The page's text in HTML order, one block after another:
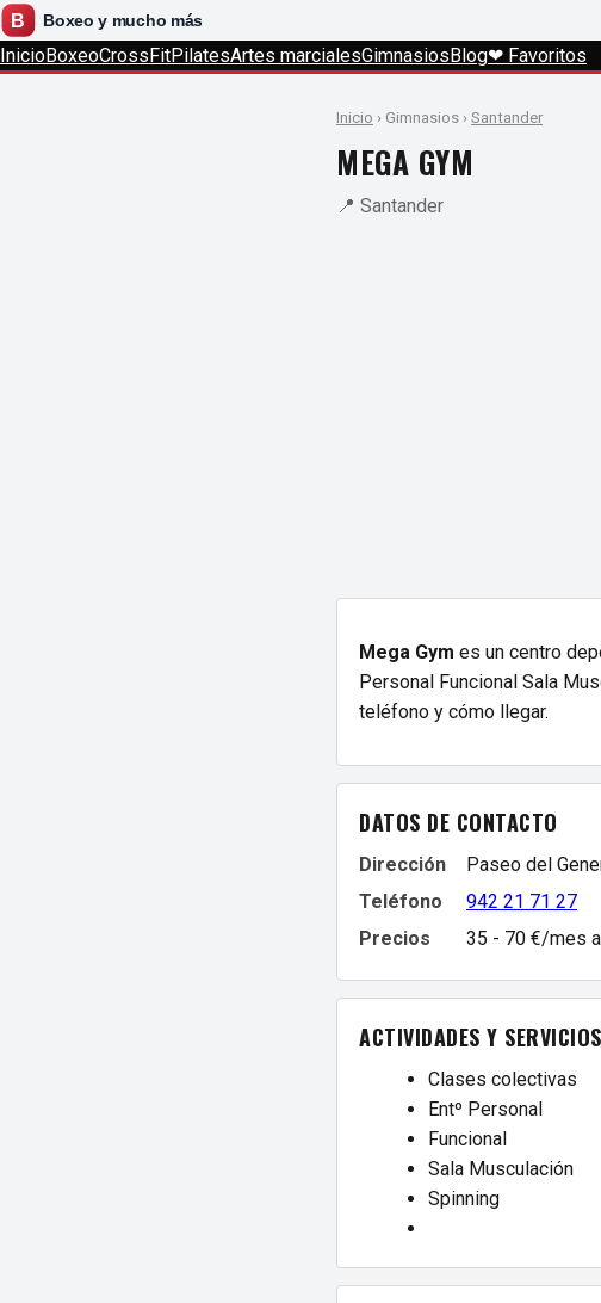
InicioBoxeoCrossFitPilatesArtes marcialesGimnasiosBlog❤ Favoritos
Inicio › Gimnasios › Santander
MEGA GYM
📍 Santander
Mega Gym es un centro
Personal Funcional Sala
teléfono y cómo llegar.
DATOS DE CONTACTO
Dirección
Paseo del
Teléfono
942 21 71 27
Precios
35 - 70 €/mes
ACTIVIDADES Y SERVICIOS
Clases colectivas
Entº Personal
Funcional
Sala Musculación
Spinning